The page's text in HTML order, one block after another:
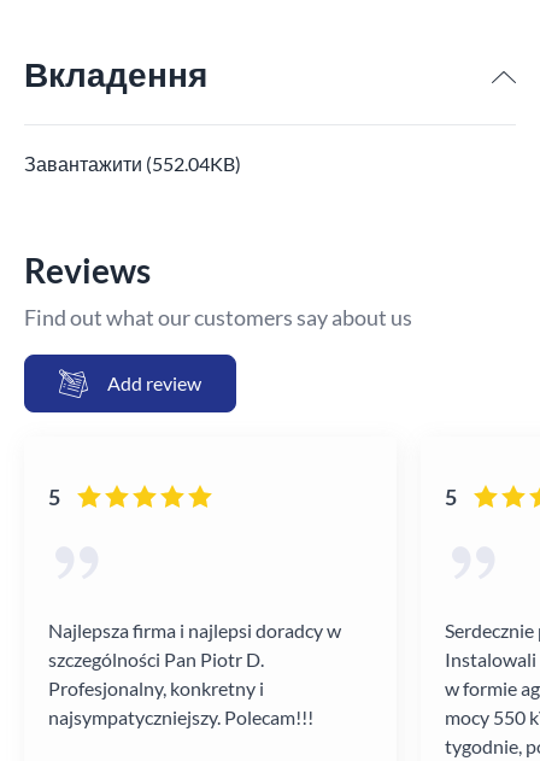
Вкладення
Завантажити (552.04KB)
Reviews
Find out what our customers say about us
Add review
5
Najlepsza firma i najlepsi doradcy w
szczególności Pan Piotr D.
Profesjonalny, konkretny i
najsympatyczniejszy. Polecam!!!
5
Instalowali
w formie
mocy 550
tygodnie,